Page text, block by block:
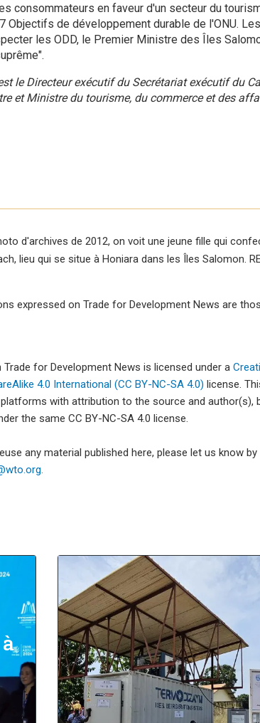
consommateurs en faveur d'un secteur du
Objectifs de développement durable de l'ONU.
les ODD, le Premier Ministre des Îles
le Directeur exécutif du Secrétariat exécutif du
et Ministre du tourisme, du commerce et des
d'archives de 2012, on voit une jeune fille qui
lieu qui se situe à Honiara dans les Îles Salomon.
expressed on Trade for Development News are
for Development News is licensed under a
4.0 International (CC BY-NC-SA 4.0) license.
with attribution to the source and author(s),
the same CC BY-NC-SA 4.0 license.
any material published here, please let us know